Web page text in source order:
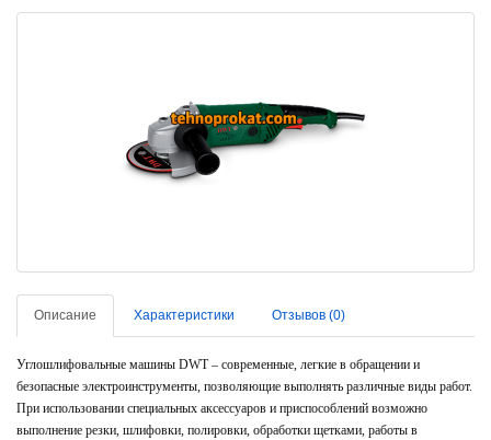
Описание Характеристики Отзывов (0)
Углошлифовальные машины DWT – современные, легкие в обращении и
безопасные электроинструменты, позволяющие выполнять различные виды работ.
При использовании специальных аксессуаров и приспособлений возможно
выполнение резки, шлифовки, полировки, обработки щетками, работы в